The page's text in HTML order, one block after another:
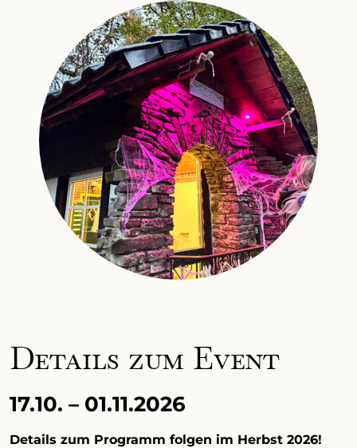
Details zum Event
17.10. – 01.11.2026
Details zum Programm folgen im Herbst 2026!